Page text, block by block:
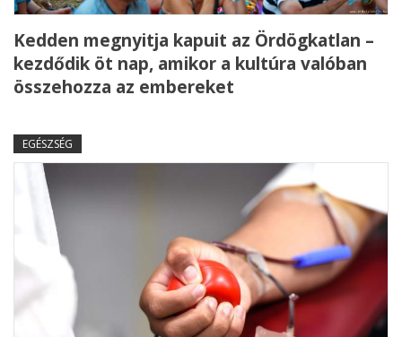
Kedden megnyitja kapuit az Ördögkatlan –
kezdődik öt nap, amikor a kultúra valóban
összehozza az embereket
EGÉSZSÉG